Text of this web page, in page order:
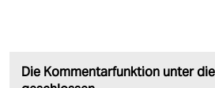
Die Kommentarfunktion unter